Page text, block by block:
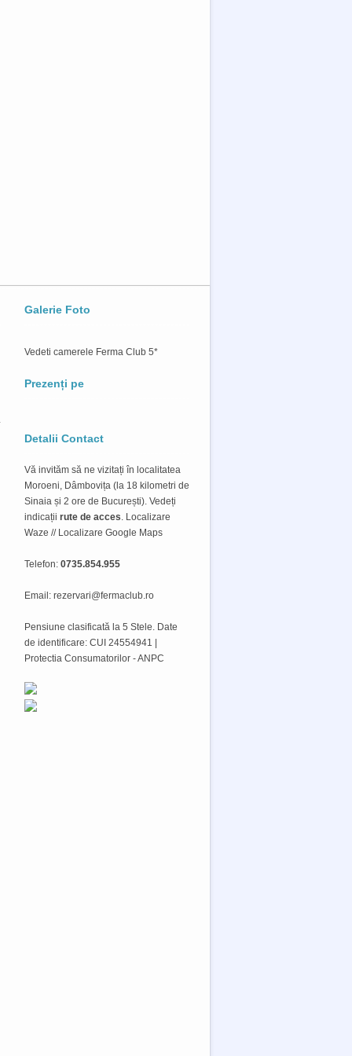
Galerie Foto
Vedeti camerele Ferma Club 5*
Prezenți pe
Detalii Contact
Vă invităm să ne vizitați în localitatea
Moroeni, Dâmbovița (la 18 kilometri de
Sinaia și 2 ore de București). Vedeți
indicații rute de acces Localizare
Waze // Localizare Google Maps
Telefon: 0735.854.955
Email: rezervari@fermaclub.ro
Pensiune clasificată la 5 Stele. Date
de identificare: CUI 24554941 |
Protectia Consumatorilor - ANPC